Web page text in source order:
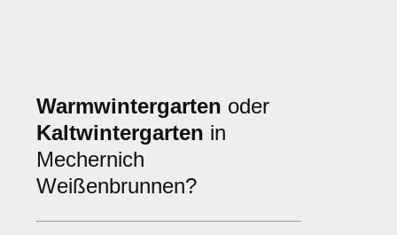
Warmwintergarten oder
Kaltwintergarten in
Mechernich
Weißenbrunnen?